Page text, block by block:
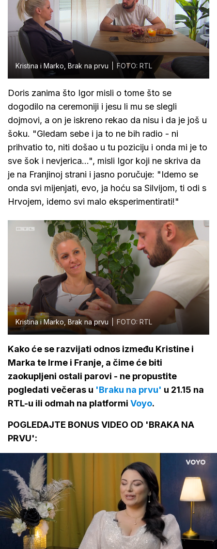
Kristina i Marko, Brak na prvu FOTO: RTL
Doris zanima što Igor misli o tome što se
dogodilo na ceremoniji i jesu li mu se slegli
dojmovi, a on je iskreno rekao da nisu i da je još u
šoku. "Gledam sebe i ja to ne bih radio - ni
prihvatio to, niti došao u tu poziciju i onda mi je to
sve šok i nevjerica...", misli Igor koji ne skriva da
je na Franjinoj strani i jasno poručuje: "Idemo se
onda svi mijenjati, evo, ja hoću sa Silvijom, ti odi s
Hrvojem, idemo svi malo eksperimentirati!"
Kristina i Marko, Brak na prvu FOTO: RTL
Kako će se razvijati odnos između Kristine i
Marka te Irme i Franje, a čime će biti
zaokupljeni ostali parovi - ne propustite
pogledati večeras u 'Braku na prvu' u 21.15 na
RTL-u ili odmah na platformi Voyo.
POGLEDAJTE BONUS VIDEO OD 'BRAKA NA
PRVU':